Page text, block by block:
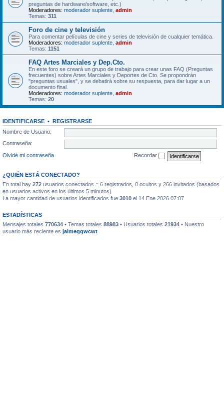
preguntas de hardware/software, etc.)
Moderadores: moderador suplente admin
Temas: 311
Foro de cine y televisión
Para comentar películas de cine y series de televisión de cualquier temática.
Moderadores: moderador suplente admin
Temas: 1151
FAQ Artes Marciales y Dep.Cto.
En este foro se creará un grupo de trabajo para crear unas FAQ (Preguntas
frecuentes) sobre Artes Marciales y Deportes de Cto. Se propondrán
"preguntas usuales", y se debatirá sobre su respuesta, para dar lugar a un
documento final.
Moderadores: moderador suplente admin
Temas: 20
IDENTIFICARSE • REGISTRARSE
Nombre de Usuario:
Contraseña:
Olvidé mi contraseña
Recordar
¿QUIÉN ESTÁ CONECTADO?
En total hay 272 usuarios conectados :: 6 registrados, 0 ocultos y 266 invitados (basados
en usuarios activos en los últimos 5 minutos)
La mayor cantidad de usuarios identificados fue 3010 el 14 Ene 2026 07:07
ESTADÍSTICAS
Mensajes totales 770634 • Temas totales 88983 • Usuarios totales 21934 • Nuestro
usuario más reciente es jaimeggwcwt